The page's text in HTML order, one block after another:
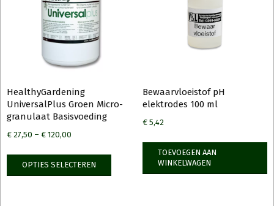
HealthyGardening
UniversalPlus Groen Micro-
granulaat Basisvoeding
€ 27,50 – € 120,00
OPTIES SELECTEREN
Bewaarvloeistof pH
elektrodes 100 ml
€5,42
TOEVOEGEN AAN
WINKELWAGEN